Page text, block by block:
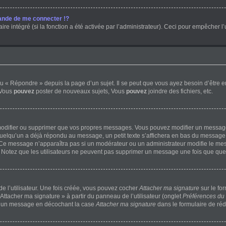
de me connecter !?
intégré (si la fonction a été activée par l’administrateur). Ceci pour empêcher
Répondre » depuis la page d’un sujet. Il se peut que vous ayez besoin d’être
pouvezposter de nouveaux sujets, Vous pouvezjoindre des fichiers, etc.
ou supprimer que vos propres messages. Vous pouvez modifier un
a déjà répondu au message, un petit texte s’affichera en bas du
message n’apparaîtra pas si un modérateur ou un administrateur modifie le
que les utilisateurs ne peuvent pas supprimer un message une fois que
l’utilisateur. Une fois créée, vous pouvez cocher Attacher ma signature sur le
ma signature » à partir du panneau de l’utilisateur (onglet Préférences
message en décochant la case Attacher ma signature dans le formulaire de